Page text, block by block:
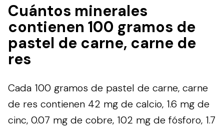
Cuántos minerales
contienen 100 gramos de
pastel de carne, carne de
res
Cada 100 gramos de pastel de carne, carne
de res contienen 42 mg de calcio, 1.6 mg de
cinc, 0.07 mg de cobre, 102 mg de fósforo, 1.7